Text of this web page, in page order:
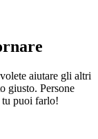
aiutare gli altri
giusto. Persone
puoi farlo!